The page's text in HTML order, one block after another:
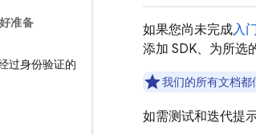
准备
过身份验证的
如果您尚未完成入
添加 SDK、为所选
我们的所有文档都
如需测试和迭代提